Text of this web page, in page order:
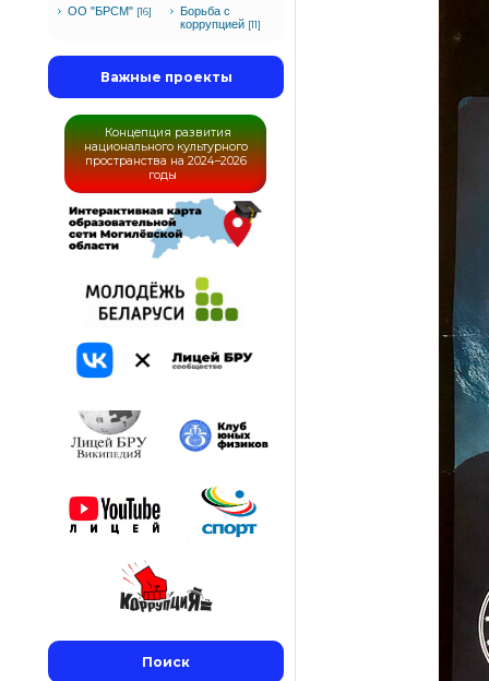
ОО "БРСМ" [16]
Борьба с
коррупцией [11]
Важные проекты
Концепция развития
национального культурного
пространства на 2024–2026
годы
Поиск